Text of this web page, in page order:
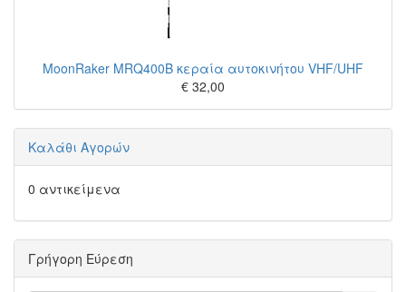
MoonRaker MRQ400B κεραία αυτοκινήτου VHF/UHF
€ 32,00
Καλάθι Αγορών
0 αντικείμενα
Γρήγορη Εύρεση